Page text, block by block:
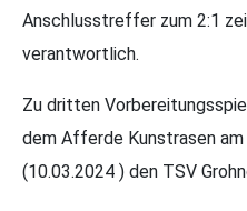
Anschlusstreffer zum 2:1
verantwortlich.
Zu dritten
dem Afferde Kunstrasen
(10.03.2024 ) den TSV